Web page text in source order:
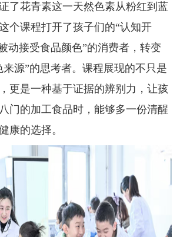
了花青素这一天然色素从粉红到蓝
个课程打开了孩子们的“认知开
动接受食品颜色”的消费者，转变
来源”的思考者。课程展现的不只是
更是一种基于证据的辨别力，让孩
门的加工食品时，能够多一份清醒
康的选择。